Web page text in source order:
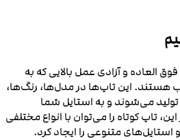
العاده و آزادی عمل بالایی که به
این تاپ‌ها در مدل‌ها، رنگ‌ها،
می‌شوند و به استایل شما
تاپ کوتاه را می‌توان با انواع مختلفی
متنوعی را ایجاد کرد.